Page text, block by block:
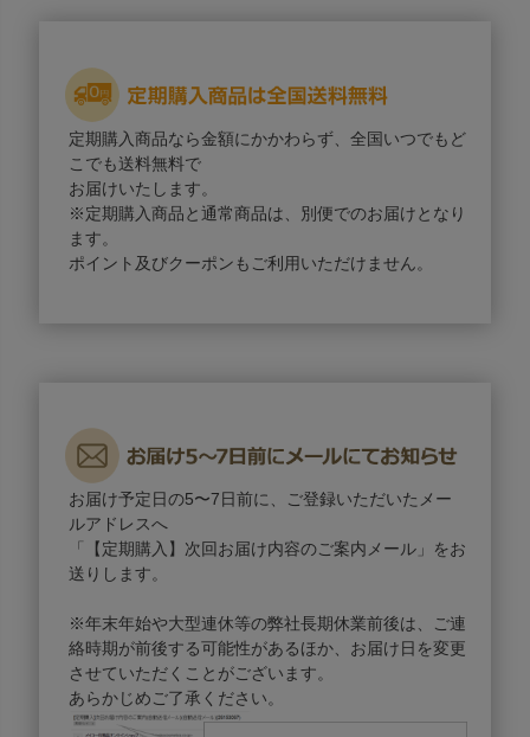
定期購入商品なら金額にかかわらず、全国いつでもど
こでも送料無料で
お届けいたします。
※定期購入商品と通常商品は、別便でのお届けとなり
ます。
ポイント及びクーポンもご利用いただけません。
お届け予定日の5〜7日前に、ご登録いただいたメー
ルアドレスへ
「【定期購入】次回お届け内容のご案内メール」をお
送りします。
※年末年始や大型連休等の弊社長期休業前後は、ご連
絡時期が前後する可能性があるほか、お届け日を変更
させていただくことがございます。
あらかじめご了承ください。